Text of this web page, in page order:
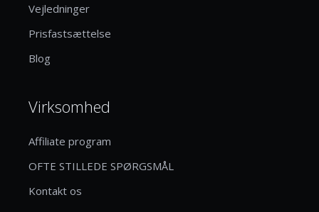
Vejledninger
Prisfastsættelse
Blog
Virksomhed
Affiliate program
OFTE STILLEDE SPØRGSMÅL
Kontakt os